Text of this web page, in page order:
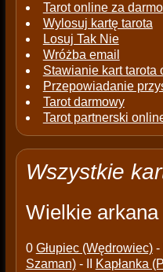
Tarot online za darmo
Wylosuj kartę tarota
Losuj Tak Nie
Wróżba email
Stawianie kart tarota
Przepowiadanie
Tarot darmowy
Tarot partnerski
Wszystkie
Wielkie arkana
0 Głupiec (Wędrowiec)- I
Szaman)- II Kapłanka